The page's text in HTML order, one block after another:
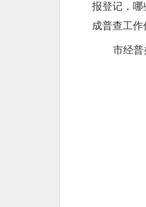
报登记，
成普查工作
市经